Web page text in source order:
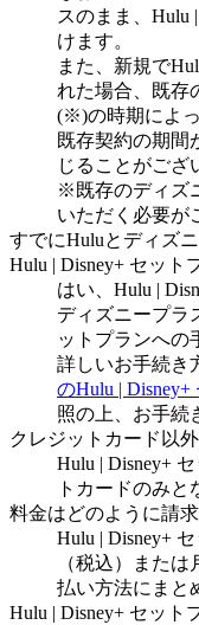
スのまま、Hulu
けます。
また、新規で
れた場合、既存
(※)の時期によっ
既存契約の期間
じることがござ
※既存のディズ
いただく必要が
すでにHuluとディズ
Hulu | Disney+ セット
はい、Hulu |
ディズニープラ
ットプランへの
詳しいお手続き
のHulu |
照の上、お手続
クレジットカード以
Hulu | Disney+
トカードのみと
料金はどのように請
Hulu | Disney+
（税込）また
払い方法にまと
Hulu | Disney+ セッ